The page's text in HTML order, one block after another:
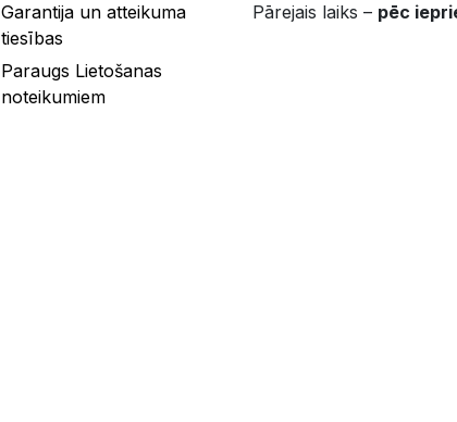
Garantija un atteikuma
tiesības
Paraugs Lietošanas
noteikumiem
Pārejais laiks – pēc